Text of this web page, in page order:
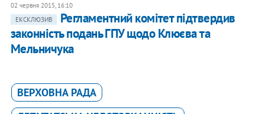
02 червня 2015, 16:10
ЕКСКЛЮЗИВ
Регламентний комітет підтвердив
законність подань ГПУ щодо Клюєва та
Мельничука
ВЕРХОВНА РАДА